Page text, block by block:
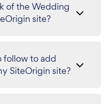
of the Wedding
site?
follow to add
SiteOrigin site?